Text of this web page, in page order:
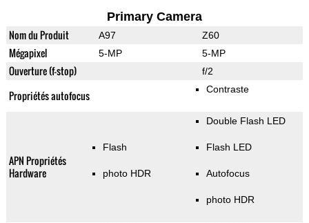
Primary Camera
Nom du Produit A97 Z60
Mégapixel 5-MP 5-MP
Ouverture (f-stop) f/2
Propriétés autofocus Contraste
APN Propriétés
Hardware
Flash
photo HDR
Double Flash LED
Flash LED
Autofocus
photo HDR